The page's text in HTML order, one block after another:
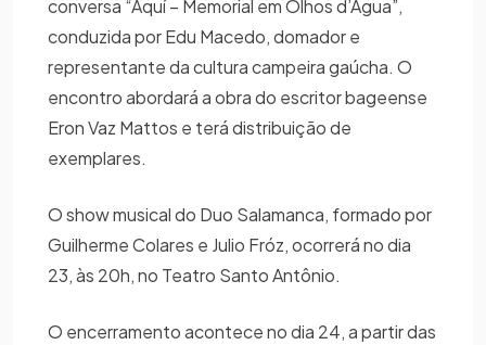
conversa “Aquí – Memorial em Olhos d’Água”,
conduzida por Edu Macedo, domador e
representante da cultura campeira gaúcha. O
encontro abordará a obra do escritor bageense
Eron Vaz Mattos e terá distribuição de
exemplares.
O show musical do Duo Salamanca, formado por
Guilherme Colares e Julio Fróz, ocorrerá no dia
23, às 20h, no Teatro Santo Antônio.
O encerramento acontece no dia 24, a partir das